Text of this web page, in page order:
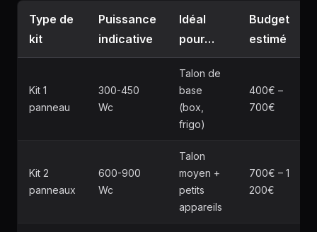
Type de
kit
Puissance
indicative
Idéal
pour…
Budget
estimé
Kit 1
panneau
300-450
Wc
Talon de
base
(box,
frigo)
400€ –
700€
Kit 2
panneaux
600-900
Wc
Talon
moyen +
petits
appareils
700€ – 1
200€